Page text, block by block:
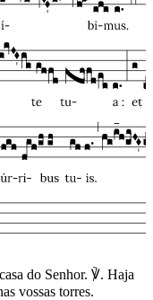
do Senhor. ℣. Haja
vossas torres.